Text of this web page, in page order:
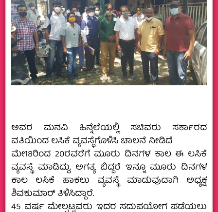
ಅವರ ಮನವಿ ಹಿನ್ನೆಲೆಯಲ್ಲಿ ಸಚಿವರು ಸರ್ಕಾರದ
ವತಿಯಿಂದ ಲಸಿಕೆ ವ್ಯವಸ್ಥೆಗೊಳಿಸಿ ಚಾಲನೆ ನೀಡಿದೆ
ಮೇ18ರಿಂದ 20ರವರೆಗೆ ಮೂರು ದಿನಗಳ ಕಾಲ ಈ ಲಸಿಕೆ
ವ್ಯವಸ್ಥೆ ಮಾಡಿದ್ದು, ಅಗತ್ಯ ಬಿದ್ದರೆ ಇನ್ನೂ ಮೂರು ದಿನಗಳ
ಕಾಲ ಲಸಿಕೆ ಹಾಕಲು ವ್ಯವಸ್ಥೆ ಮಾಡುವುದಾಗಿ ಅಧ್ಯಕ್ಷ
ಶಿವಕುಮಾರ್ ತಿಳಿಸಿದ್ದಾರೆ.
45 ವರ್ಷ ಮೇಲ್ಪಟ್ಟವರು ಇದರ ಸದುಪಯೋಗ ಪಡೆಯಲು